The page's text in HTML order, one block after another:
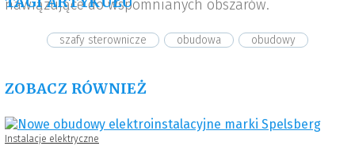
nawiązujące do wspomnianych obszarów.
szafy sterownicze obudowa obudowy
ZOBACZ RÓWNIEŻ
Instalacje elektryczne